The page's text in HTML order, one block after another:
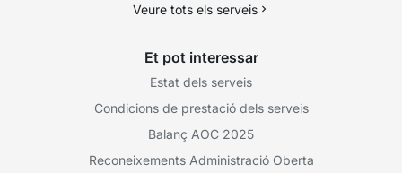
Veure tots els serveis
Et pot interessar
Estat dels serveis
Condicions de prestació dels serveis
Balanç AOC 2025
Reconeixements Administració Oberta